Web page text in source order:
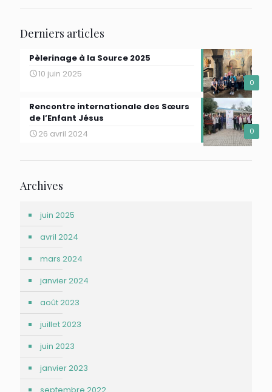
Derniers articles
0
Pèlerinage à la Source 2025
10 juin 2025
0
Rencontre internationale des Sœurs
de l’Enfant Jésus
26 avril 2024
Archives
juin 2025
avril 2024
mars 2024
janvier 2024
août 2023
juillet 2023
juin 2023
janvier 2023